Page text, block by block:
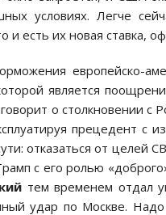
условиях. Легче
и есть их новая ставка,
европейско-
является
о столкновении с
прецедент с
отказаться от целей
с его ролью
тем временем отдал
удар по Москве.